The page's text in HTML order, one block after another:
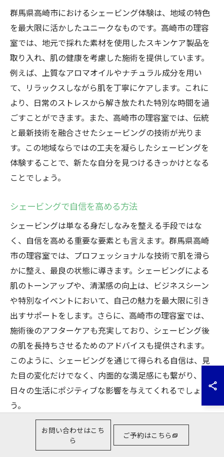
群馬県高崎市におけるシェービング体験は、地域の特色
を最大限に活かしたユニークなものです。高崎市の理容
室では、地元で採れた素材を使用したスキンケア製品を
取り入れ、肌の健康を考慮した施術を提供しています。
例えば、上質なアロマオイルやナチュラル成分を用い
て、リラックスしながら肌を丁寧にケアします。これに
より、日常のストレスから解き放たれた特別な時間を過
ごすことができます。また、高崎市の理容室では、伝統
と最新技術を融合させたシェービングの技術が光りま
す。この地域ならではの工夫を凝らしたシェービングを
体験することで、新たな自分を見つけるきっかけとなる
ことでしょう。
シェービングで自信を高める方法
シェービングは単なる身だしなみを整える手段ではな
く、自信を高める重要な要素とも言えます。群馬県高崎
市の理容室では、プロフェッショナルな技術で肌を滑ら
かに整え、最良の状態に導きます。シェービングによる
肌のトーンアップや、清潔感の向上は、ビジネスシーン
や特別なイベントにおいて、自己の魅力を最大限に引き
出すサポートをします。さらに、高崎市の理容室では、
施術後のアフターケアも充実しており、シェービング後
の肌を長持ちさせるためのアドバイスも提供されます。
このように、シェービングを通じて得られる自信は、見
た目の変化だけでなく、内面的な満足感にも繋がり、
日々の生活にポジティブな影響を与えてくれるでしょ
う。
肌を磨くシェービング体験高崎市
お問い合わせはこち
ら
ご予約はこちら